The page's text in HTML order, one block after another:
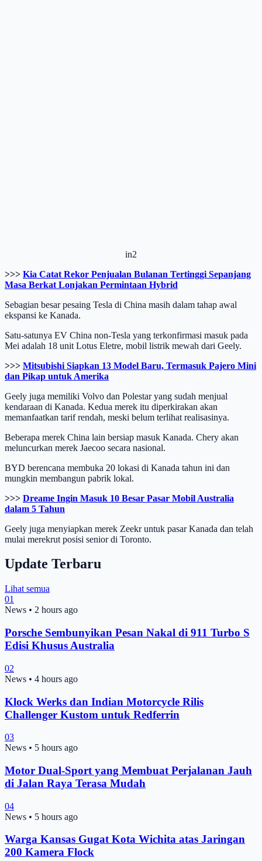
in2
>>> Kia Catat Rekor Penjualan Bulanan Tertinggi Sepanjang
Masa Berkat Lonjakan Permintaan Hybrid
Sebagian besar pesaing Tesla di China masih dalam tahap awal
ekspansi ke Kanada.
Satu-satunya EV China non-Tesla yang terkonfirmasi masuk pada
Mei adalah 18 unit Lotus Eletre, mobil listrik mewah dari Geely.
>>> Mitsubishi Siapkan 13 Model Baru, Termasuk Pajero Mini
dan Pikap untuk Amerika
Geely juga memiliki Volvo dan Polestar yang sudah menjual
kendaraan di Kanada. Kedua merek itu diperkirakan akan
memanfaatkan tarif rendah, meski belum terlihat realisasinya.
Beberapa merek China lain bersiap masuk Kanada. Chery akan
meluncurkan merek Jaecoo secara nasional.
BYD berencana membuka 20 lokasi di Kanada tahun ini dan
mungkin membangun pabrik lokal.
>>> Dreame Ingin Masuk 10 Besar Pasar Mobil Australia
dalam 5 Tahun
Geely juga menyiapkan merek Zeekr untuk pasar Kanada dan telah
mulai merekrut posisi senior di Toronto.
Update Terbaru
Lihat semua
01
News • 2 hours ago
Porsche Sembunyikan Pesan Nakal di 911 Turbo S
Edisi Khusus Australia
02
News • 4 hours ago
Klock Werks dan Indian Motorcycle Rilis
Challenger Kustom untuk Redferrin
03
News • 5 hours ago
Motor Dual-Sport yang Membuat Perjalanan Jauh
di Jalan Raya Terasa Mudah
04
News • 5 hours ago
Warga Kansas Gugat Kota Wichita atas Jaringan
200 Kamera Flock